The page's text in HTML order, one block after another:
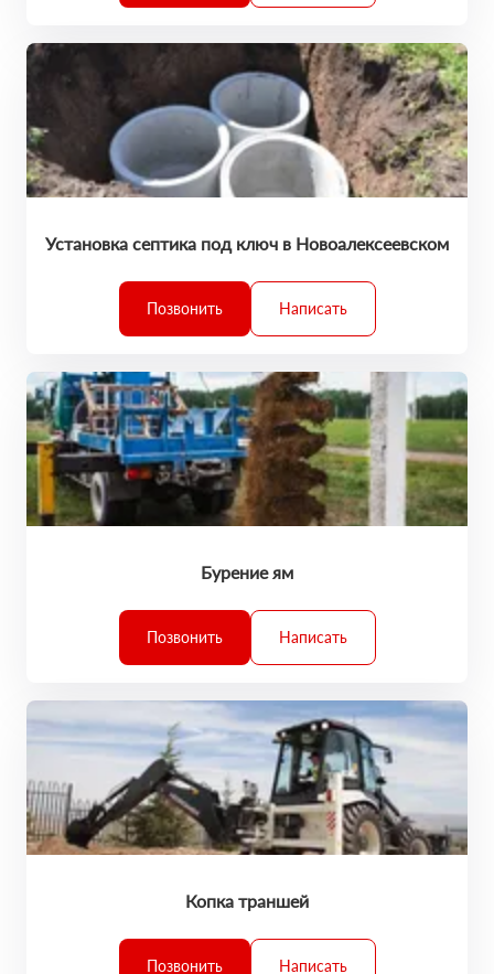
Установка септика под ключ в Новоалексеевском
Позвонить Написать
Бурение ям
Позвонить Написать
Копка траншей
Позвонить Написать